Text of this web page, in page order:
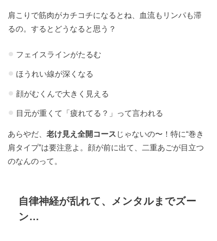
肩こりで筋肉がカチコチになるとね、血流もリンパも滞
るの。するとどうなると思う？
フェイスラインがたるむ
ほうれい線が深くなる
顔がむくんで大きく見える
目元が重くて「疲れてる？」って言われる
あらやだ、老け見え全開コース じゃないの〜！特に“巻き
肩タイプ”は要注意よ。顔が前に出て、二重あごが目立つ
のなんのって。
自律神経が乱れて、メンタルまでズー
ン…